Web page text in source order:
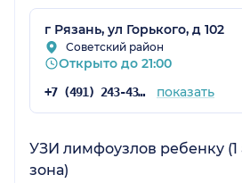
г Рязань, ул Горького, д 102
Советский район
Открыто до 21:00
+7 (491) 243-43-00 показать
УЗИ лимфоузлов ребенку (1
зона)